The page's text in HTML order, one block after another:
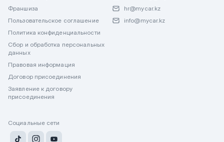
Франшиза
Пользовательское соглашение
Политика конфиденциальности
Сбор и обработка персональных
данных
Правовая информация
Договор присоединения
Заявление к договору
присоединения
hr@mycar.kz
info@mycar.kz
Социальные сети